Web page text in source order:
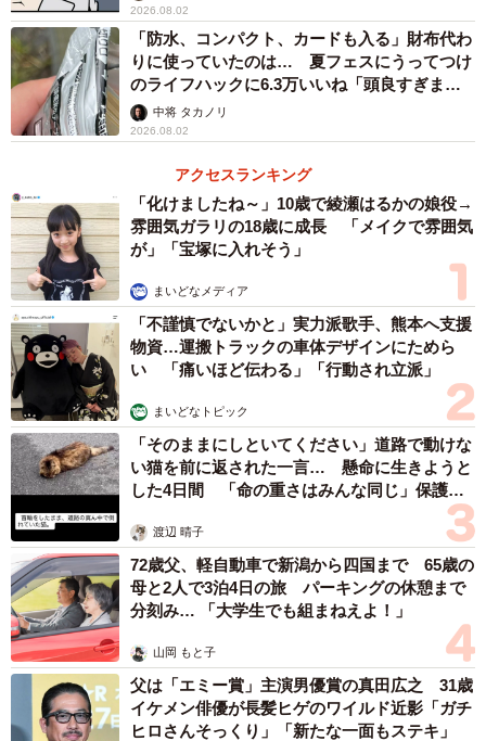
2026.08.02
「防水、コンパクト、カードも入る」財布代わ
りに使っていたのは… 夏フェスにうってつけ
のライフハックに6.3万いいね「頭良すぎま
す」中将 タカノリ
2026.08.02
アクセスランキング
「化けましたね～」10歳で綾瀬はるかの娘役→
雰囲気ガラリの18歳に成長 「メイクで雰囲気
が」「宝塚に入れそう」
まいどなメディア
「不謹慎でないかと」実力派歌手、熊本へ支援
物資…運搬トラックの車体デザインにためら
い 「痛いほど伝わる」「行動され立派」
まいどなトピック
「そのままにしといてください」道路で動けな
い猫を前に返された一言… 懸命に生きようと
した4日間 「命の重さはみんな同じ」保護団
渡辺 晴子
72歳父、軽自動車で新潟から四国まで 65歳の
母と2人で3泊4日の旅 パーキングの休憩まで
分刻み… 「大学生でも組まねえよ！」
山岡 もと子
父は「エミー賞」主演男優賞の真田広之 31歳
イケメン俳優が長髪ヒゲのワイルド近影「ガチ
ヒロさんそっくり」「新たな一面もステキ」